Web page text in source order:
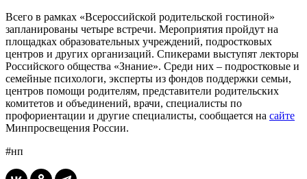
Всего в рамках «Всероссийской родительской гостиной»
запланированы четыре встречи. Мероприятия пройдут на
площадках образовательных учреждений, подростковых
центров и других организаций. Спикерами выступят лекторы
Российского общества «Знание». Среди них – подростковые и
семейные психологи, эксперты из фондов поддержки семьи,
центров помощи родителям, представители родительских
комитетов и объединений, врачи, специалисты по
профориентации и другие специалисты, сообщается на сайте
Минпросвещения России.
#нп